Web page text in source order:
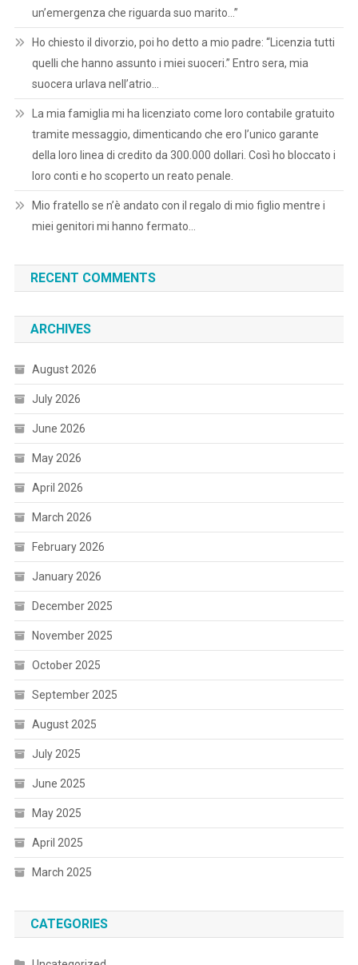
un’emergenza che riguarda suo marito…”
Ho chiesto il divorzio, poi ho detto a mio padre: “Licenzia tutti
quelli che hanno assunto i miei suoceri.” Entro sera, mia
suocera urlava nell’atrio…
La mia famiglia mi ha licenziato come loro contabile gratuito
tramite messaggio, dimenticando che ero l’unico garante
della loro linea di credito da 300.000 dollari. Così ho bloccato i
loro conti e ho scoperto un reato penale.
Mio fratello se n’è andato con il regalo di mio figlio mentre i
miei genitori mi hanno fermato…
RECENT COMMENTS
ARCHIVES
August 2026
July 2026
June 2026
May 2026
April 2026
March 2026
February 2026
January 2026
December 2025
November 2025
October 2025
September 2025
August 2025
July 2025
June 2025
May 2025
April 2025
March 2025
CATEGORIES